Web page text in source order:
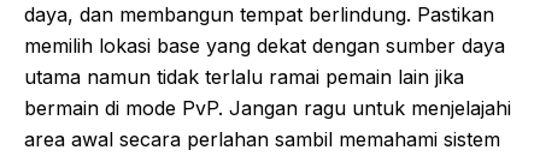
daya, dan membangun tempat berlindung. Pastikan
memilih lokasi base yang dekat dengan sumber daya
utama namun tidak terlalu ramai pemain lain jika
bermain di mode PvP. Jangan ragu untuk menjelajahi
area awal secara perlahan sambil memahami sistem